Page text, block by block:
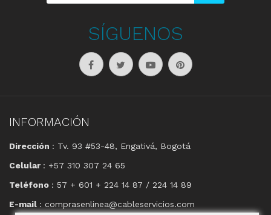
SÍGUENOS
INFORMACIÓN
Dirección : Tv. 93 #53-48, Engativá, Bogotá
Celular : +57 310 307 24 65
Teléfono : 57 + 601 + 224 14 87 / 224 14 89
E-mail : comprasenlinea@cableservicios.com